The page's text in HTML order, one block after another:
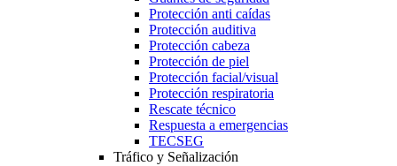
Protección anti caídas
Protección auditiva
Protección cabeza
Protección de piel
Protección facial/visual
Protección respiratoria
Rescate técnico
Respuesta a emergencias
TECSEG
Tráfico y Señalización